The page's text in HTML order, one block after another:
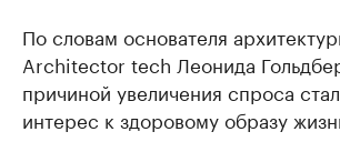
По словам основателя
Architector tech Леонида
причиной увеличения спроса
интерес к здоровому образу